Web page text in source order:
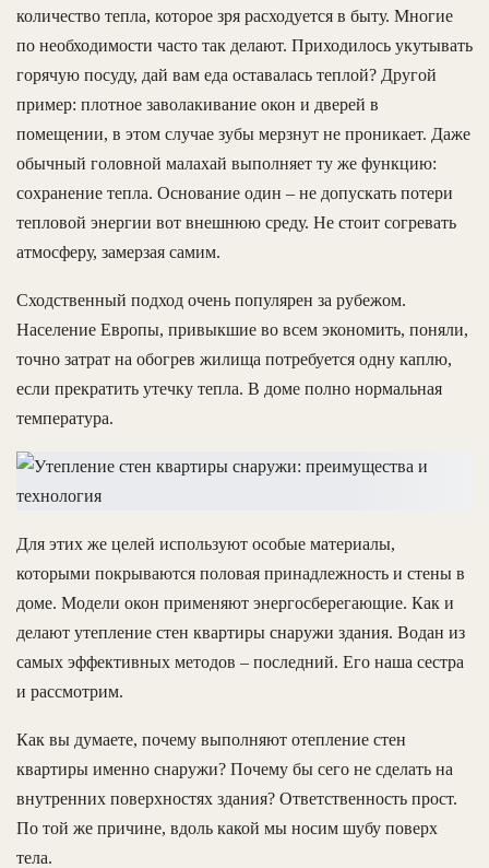
количество тепла, которое зря расходуется в быту. Многие
по необходимости часто так делают. Приходилось укутывать
горячую посуду, дай вам еда оставалась теплой? Другой
пример: плотное заволакивание окон и дверей в
помещении, в этом случае зубы мерзнут не проникает. Даже
обычный головной малахай выполняет ту же функцию:
сохранение тепла. Основание один – не допускать потери
тепловой энергии вот внешнюю среду. Не стоит согревать
атмосферу, замерзая самим.
Сходственный подход очень популярен за рубежом.
Население Европы, привыкшие во всем экономить, поняли,
точно затрат на обогрев жилища потребуется одну каплю,
если прекратить утечку тепла. В доме полно нормальная
температура.
Для этих же целей используют особые материалы,
которыми покрываются половая принадлежность и стены в
доме. Модели окон применяют энергосберегающие. Как и
делают утепление стен квартиры снаружи здания. Водан из
самых эффективных методов – последний. Его наша сестра
и рассмотрим.
Как вы думаете, почему выполняют отепление стен
квартиры именно снаружи? Почему бы сего не сделать на
внутренних поверхностях здания? Ответственность прост.
По той же причине, вдоль какой мы носим шубу поверх
тела.